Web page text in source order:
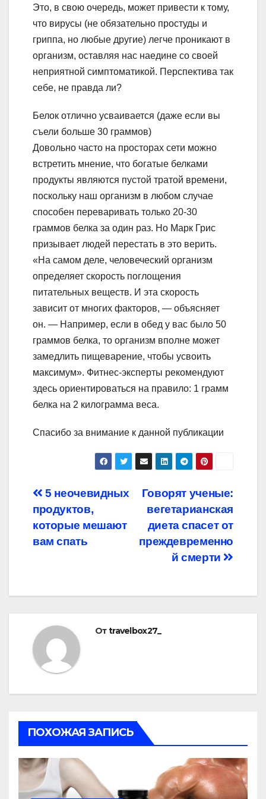
Это, в свою очередь, может привести к тому,
что вирусы (не обязательно простуды и
гриппа, но любые другие) легче проникают в
организм, оставляя нас наедине со своей
неприятной симптоматикой. Перспектива так
себе, не правда ли?
Белок отлично усваивается (даже если вы
съели больше 30 граммов)
Довольно часто на просторах сети можно
встретить мнение, что богатые белками
продукты являются пустой тратой времени,
поскольку наш организм в любом случае
способен переваривать только 20-30
граммов белка за один раз. Но Марк Грис
призывает людей перестать в это верить.
«На самом деле, человеческий организм
определяет скорость поглощения
питательных веществ. И эта скорость
зависит от многих факторов, — объясняет
он. — Например, если в обед у вас было 50
граммов белка, то организм вполне может
замедлить пищеварение, чтобы усвоить
максимум». Фитнес-эксперты рекомендуют
здесь ориентироваться на правило: 1 грамм
белка на 2 килограмма веса.
Спасибо за внимание к данной публикации
Навигация
по
записям
Говорят ученые:
вегетарианская
диета спасет от
преждевременно
й смерти
5 неочевидных
продуктов,
которые мешают
вам спать
Отtravelbox27_
ПОХОЖАЯ ЗАПИСЬ